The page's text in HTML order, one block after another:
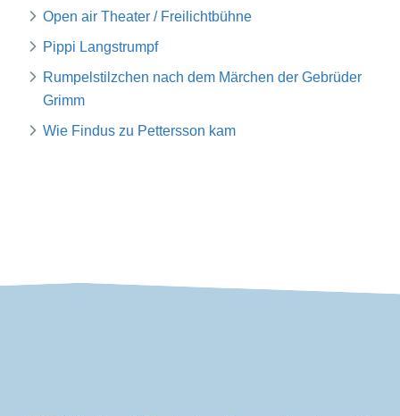
Open air Theater / Freilichtbühne
Pippi Langstrumpf
Rumpelstilzchen nach dem Märchen der Gebrüder
Grimm
Wie Findus zu Pettersson kam